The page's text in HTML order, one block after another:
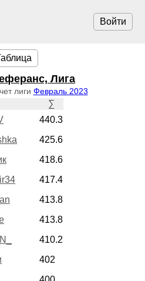
Войти
Лига
лиги Февраль 2023
∑
440.3
425.6
418.6
417.4
413.8
413.8
410.2
402